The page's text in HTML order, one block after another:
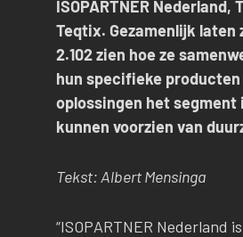
ISOPARTNER Nederland,
Teqtix. Gezamenlijk laten
2.102 zien hoe ze
hun specifieke producten
oplossingen het
kunnen voorzien van
Tekst: Albert Mensinga
“ISOPARTNER Nederland